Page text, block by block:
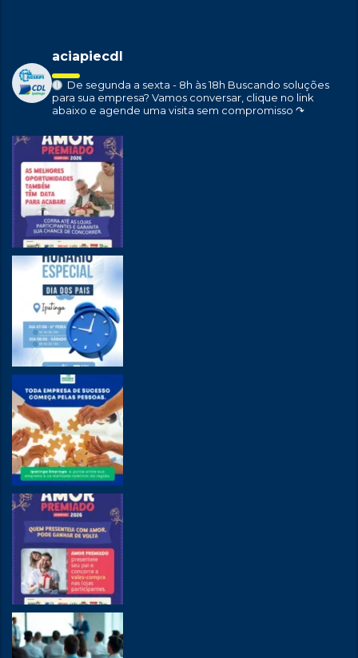
aciapiecdl
De segunda a sexta - 8h às 18h Buscando soluções
para sua empresa? Vamos conversar, clique no link
abaixo e agende uma visita sem compromisso ↷